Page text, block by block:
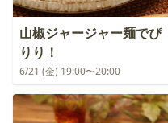
山椒ジャージャー麺でぴ
りり！
6/21 (金) 19:00〜20:00